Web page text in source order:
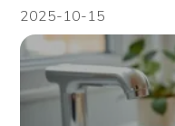
2025-10-15